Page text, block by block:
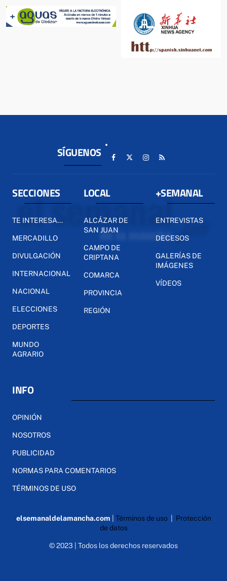
SÍGUENOS
SECCIONES
TE INTERESA...
MERCADILLO
DIVULGACIÓN
INTERNACIONAL
NACIONAL
ELECCIONES
DEPORTES
MUNDO
AGRARIO
LOCAL
ALCÁZAR DE
SAN JUAN
CAMPO DE
CRIPTANA
COMARCA
PROVINCIA
REGIÓN
+SEMANAL
ENTREVISTAS
DECESOS
GALERÍAS DE
IMÁGENES
VÍDEOS
INFO
OPINIÓN
NOSOTROS
PUBLICIDAD
NORMAS PARA COMENTARIOS
TÉRMINOS DE USO
elsemanaldelamancha.com Términos de uso| Protección
de datos
© 2023 | Todos los derechos reservados